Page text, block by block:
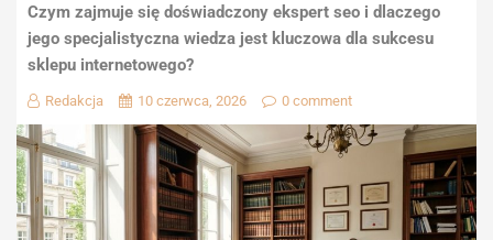
Czym zajmuje się doświadczony ekspert seo i dlaczego
jego specjalistyczna wiedza jest kluczowa dla sukcesu
sklepu internetowego?
Redakcja 10 czerwca, 2026 0 comment